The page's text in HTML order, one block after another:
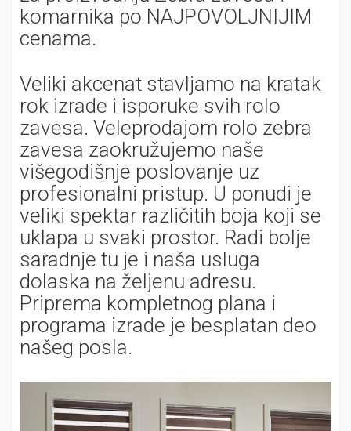
komarnika po NAJPOVOLJNIJIM
cenama.
Veliki akcenat stavljamo na kratak
rok izrade i isporuke svih rolo
zavesa. Veleprodajom rolo zebra
zavesa zaokružujemo naše
višegodišnje poslovanje uz
profesionalni pristup. U ponudi je
veliki spektar različitih boja koji se
uklapa u svaki prostor. Radi bolje
saradnje tu je i naša usluga
dolaska na željenu adresu.
Priprema kompletnog plana i
programa izrade je besplatan deo
našeg posla.